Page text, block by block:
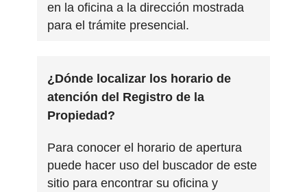
en la oficina a la dirección mostrada
para el trámite presencial.
¿Dónde localizar los horario de
atención del Registro de la
Propiedad?
Para conocer el horario de apertura
puede hacer uso del buscador de este
sitio para encontrar su oficina y